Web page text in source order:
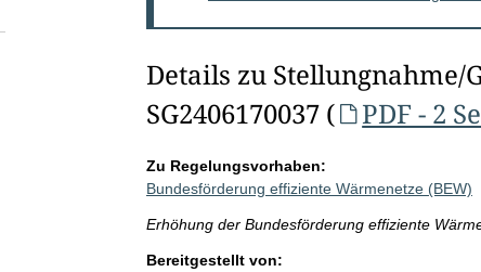
Details zu Stellungnahme/
SG2406170037 (
PDF - 2
Zu Regelungsvorhaben:
Bundesförderung effiziente Wärmenetze (BEW)
Erhöhung der Bundesförderung effiziente
Bereitgestellt von: